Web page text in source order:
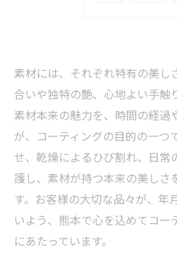
素材には、それぞれ特有の美し
合いや独特の艶、心地よい手触
素材本来の魅力を、時間の経過
が、コーティングの目的の一つ
せ、乾燥によるひび割れ、日常
護し、素材が持つ本来の美しさ
す。お客様の大切な品々が、年
いよう、熊本で心を込めてコー
にあたっています。